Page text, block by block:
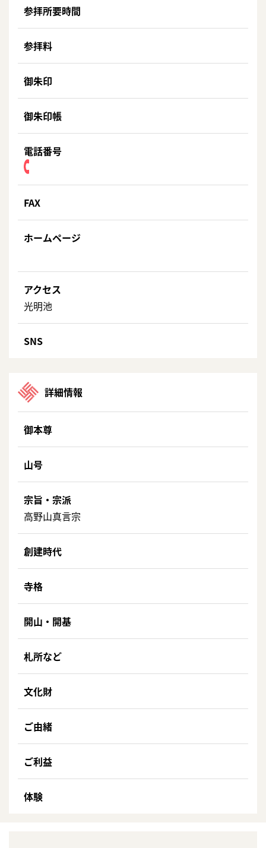
参拝所要時間
参拝料
御朱印
御朱印帳
電話番号
FAX
ホームページ
アクセス
光明池
SNS
詳細情報
御本尊
山号
宗旨・宗派
高野山真言宗
創建時代
寺格
開山・開基
札所など
文化財
ご由緒
ご利益
体験